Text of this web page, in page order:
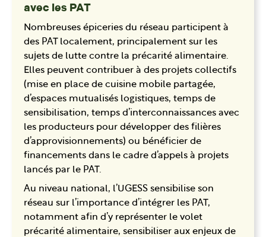
avec les PAT
Nombreuses épiceries du réseau participent à
des PAT localement, principalement sur les
sujets de lutte contre la précarité alimentaire.
Elles peuvent contribuer à des projets collectifs
(mise en place de cuisine mobile partagée,
d’espaces mutualisés logistiques, temps de
sensibilisation, temps d’interconnaissances avec
les producteurs pour développer des filières
d’approvisionnements) ou bénéficier de
financements dans le cadre d’appels à projets
lancés par le PAT.
Au niveau national, l’UGESS sensibilise son
réseau sur l’importance d’intégrer les PAT,
notamment afin d’y représenter le volet
précarité alimentaire, sensibiliser aux enjeux de